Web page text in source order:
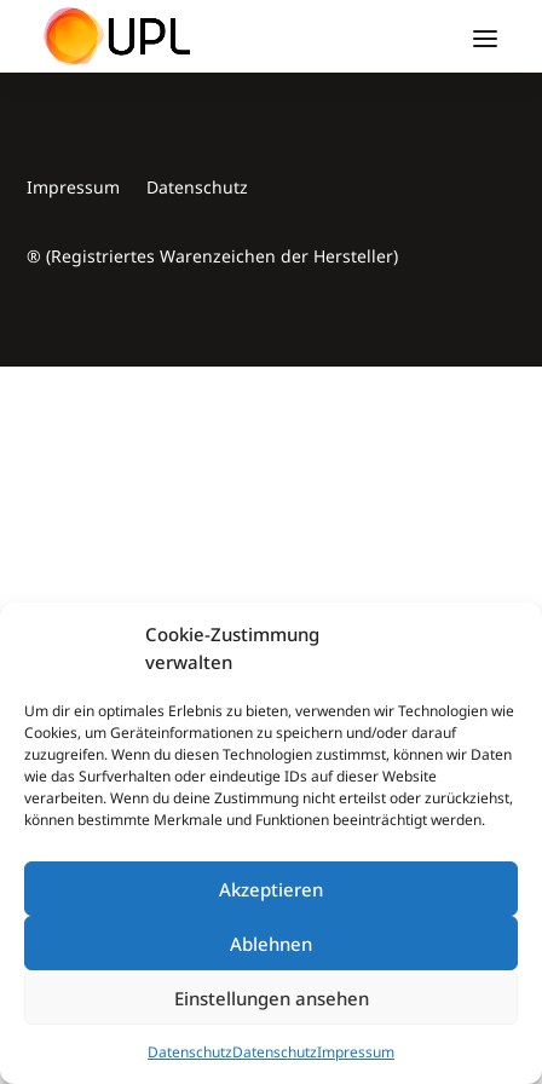
Cookie-Zustimmung
verwalten
Um dir ein optimales Erlebnis zu bieten, verwenden wir Technologien wie
Cookies, um Geräteinformationen zu speichern und/oder darauf
zuzugreifen. Wenn du diesen Technologien zustimmst, können wir Daten
wie das Surfverhalten oder eindeutige IDs auf dieser Website
verarbeiten. Wenn du deine Zustimmung nicht erteilst oder zurückziehst,
können bestimmte Merkmale und Funktionen beeinträchtigt werden.
Akzeptieren
Ablehnen
Einstellungen ansehen
DatenschutzDatenschutzImpressum
Impressum Datenschutz
® (Registriertes Warenzeichen der Hersteller)